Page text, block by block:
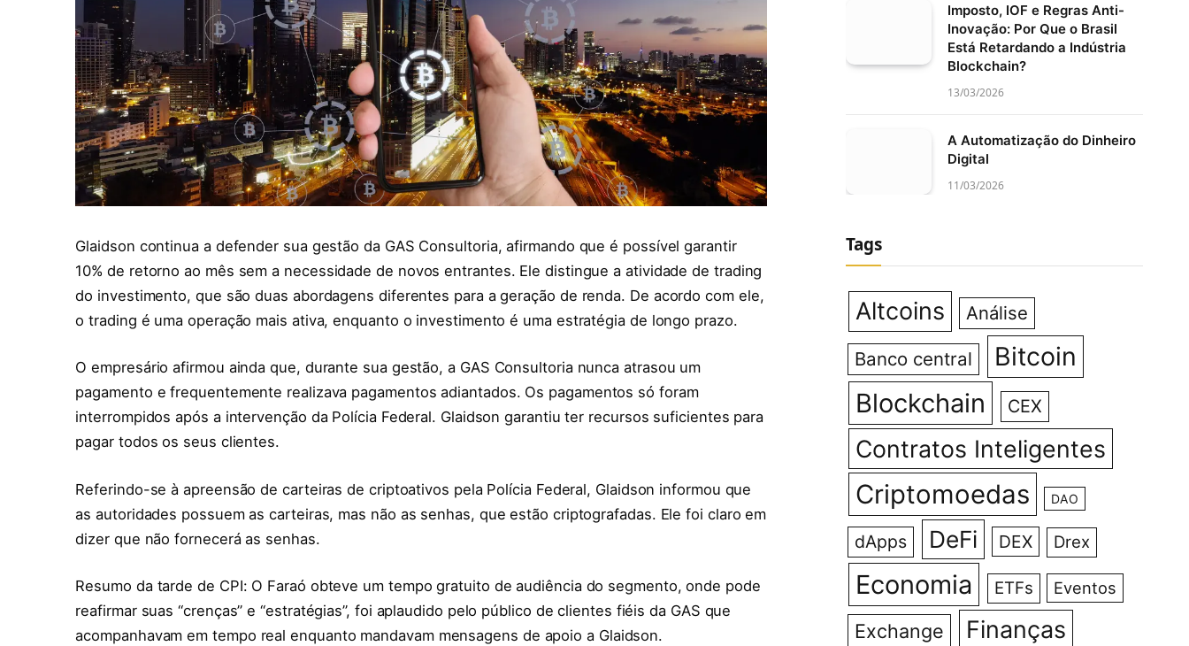
Glaidson continua a defender sua gestão da GAS Consultoria, afirmando que é possível garantir
10% de retorno ao mês sem a necessidade de novos entrantes. Ele distingue a atividade de trading
do investimento, que são duas abordagens diferentes para a geração de renda. De acordo com ele,
o trading é uma operação mais ativa, enquanto o investimento é uma estratégia de longo prazo.
O empresário afirmou ainda que, durante sua gestão, a GAS Consultoria nunca atrasou um
pagamento e frequentemente realizava pagamentos adiantados. Os pagamentos só foram
interrompidos após a intervenção da Polícia Federal. Glaidson garantiu ter recursos suficientes para
pagar todos os seus clientes.
Referindo-se à apreensão de carteiras de criptoativos pela Polícia Federal, Glaidson informou que
as autoridades possuem as carteiras, mas não as senhas, que estão criptografadas. Ele foi claro em
dizer que não fornecerá as senhas.
Resumo da tarde de CPI: O Faraó obteve um tempo gratuito de audiência do segmento, onde pode
reafirmar suas “crenças” e “estratégias”, foi aplaudido pelo público de clientes fiéis da GAS que
acompanhavam em tempo real enquanto mandavam mensagens de apoio a Glaidson.
Imposto, IOF e Regras Anti-
Inovação: Por Que o Brasil
Está Retardando a Indústria
Blockchain?
13/03/2026
A Automatização do Dinheiro
Digital
11/03/2026
Tags
Altcoins Análise
Banco central
Bitcoin
Blockchain
CEX
Contratos Inteligentes
Criptomoedas DAO
dApps DeFi DEX Drex
Economia ETFs Eventos
Exchange Finanças